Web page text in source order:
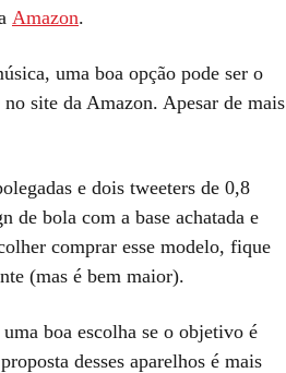
Amazon.
uma boa opção pode ser o
site da Amazon. Apesar de mais
e dois tweeters de 0,8
de bola com a base achatada e
comprar esse modelo, fique
(mas é bem maior).
boa escolha se o objetivo é
desses aparelhos é mais